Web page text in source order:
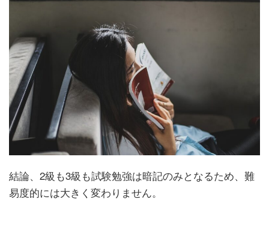
結論、2級も3級も試験勉強は暗記のみとなるため、難
易度的には大きく変わりません。